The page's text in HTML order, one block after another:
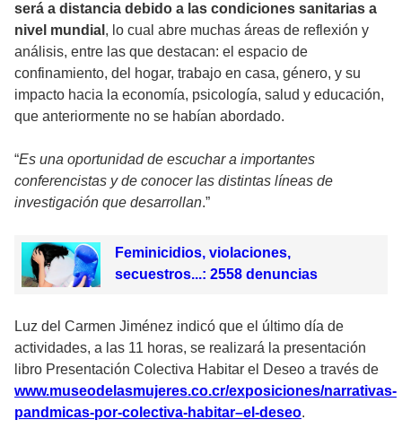
será a distancia debido a las condiciones sanitarias a
nivel mundial , lo cual abre muchas áreas de reflexión y
análisis, entre las que destacan: el espacio de
confinamiento, del hogar, trabajo en casa, género, y su
impacto hacia la economía, psicología, salud y educación,
que anteriormente no se habían abordado.
“Es una oportunidad de escuchar a importantes
conferencistas y de conocer las distintas líneas de
investigación que desarrollan.”
Feminicidios, violaciones,
secuestros...: 2558 denuncias
Luz del Carmen Jiménez indicó que el último día de
actividades, a las 11 horas, se realizará la presentación
libro Presentación Colectiva Habitar el Deseo a través de
www.museodelasmujeres.co.cr/exposiciones/narrativas-
pandmicas-por-colectiva-habitar–el-deseo.